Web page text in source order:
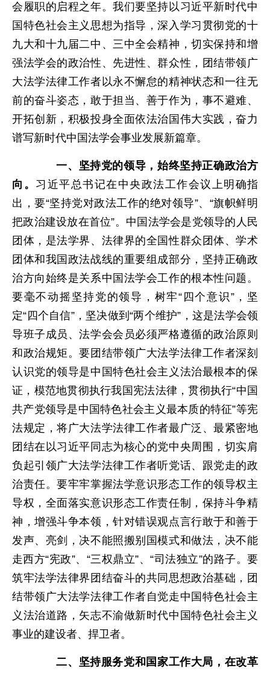
会履职的启程之年。我们要坚持以习近平新时代中
国特色社会主义思想为指导，深入学习贯彻党的十
九大和十九届二中、三中全会精神，切实保持和增
强法学会的政治性、先进性、群众性，团结带领广
大法学法律工作者以永不懈怠的精神状态和一往无
前的奋斗姿态，敢于担当、善于作为，事不避难、
开拓创新，积极投身全面依法治国伟大实践，奋力
谱写新时代中国法学会事业发展新篇章。
一、坚持党的领导，始终坚持正确政治方
向。 习近平总书记在中央政法工作会议上明确指
出，要“坚持党对政法工作的绝对领导”、“旗帜鲜明
把政治建设放在首位”。中国法学会是党领导的人民
团体，是法学界、法律界的全国性群众团体、学术
团体和我国政法战线的重要组成部分，坚持正确政
治方向始终是关系中国法学会工作的根本性问题。
要毫不动摇坚持党的领导，树牢“四个意识”，坚
定“四个自信”，坚决做到“两个维护”，这是法学会领
导班子成员、法学会会员必须严格遵循的政治原则
和政治规矩。要团结带领广大法学法律工作者深刻
认识党的领导是中国特色社会主义法治最根本的保
证，模范地贯彻执行我国宪法法律，贯彻执行“中国
共产党领导是中国特色社会主义最本质的特征”等宪
法规定，将广大法学法律工作者最广泛、最紧密地
团结在以习近平同志为核心的党中央周围，切实肩
负起引领广大法学法律工作者听党话、跟党走的政
治责任。要牢牢掌握法学意识形态工作的领导权主
导权，全面落实意识形态工作责任制，保持斗争精
神，增强斗争本领，针对错误观点言行敢于和善于
发声、亮剑，决不能照搬别国模式和做法，决不能
走西方“宪政”、“三权鼎立”、“司法独立”的路子。要
筑牢法学法律界团结奋斗的共同思想政治基础，团
结带领广大法学法律工作者自觉走中国特色社会主
义法治道路，矢志不渝做新时代中国特色社会主义
事业的建设者、捍卫者。
二、坚持服务党和国家工作大局，在改革